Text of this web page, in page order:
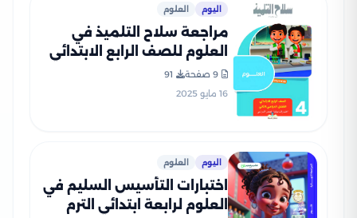
اليوم العلوم
مراجعة سلاح التلميذ في
العلوم للصف الرابع الابتدائي
الترم الثاني PDF بالاجابات
9 صفحة
91
16 مايو 2025
اليوم العلوم
اختبارات التأسيس السليم في
العلوم لرابعة ابتدائي الترم